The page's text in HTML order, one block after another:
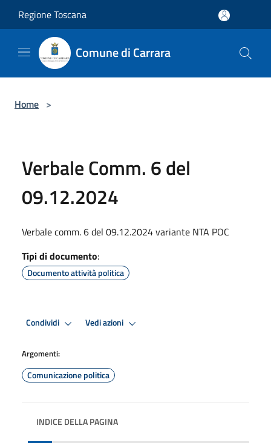
Regione Toscana
Comune di Carrara
Home >
Verbale Comm. 6 del
09.12.2024
Verbale comm. 6 del 09.12.2024 variante NTA POC
Tipi di documento:
Documento attività politica
Condividi Vedi azioni
Argomenti:
Comunicazione politica
INDICE DELLA PAGINA